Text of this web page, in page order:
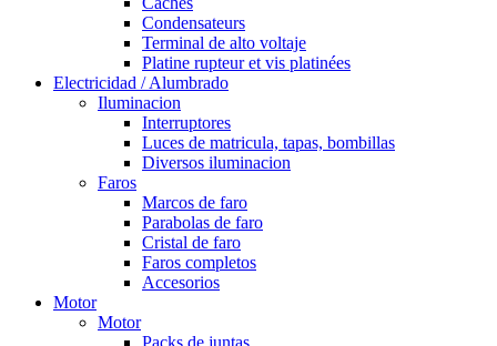
Condensateurs
Terminal de alto voltaje
Platine rupteur et vis platinées
Electricidad / Alumbrado
Iluminacion
Interruptores
Luces de matricula, tapas, bombillas
Diversos iluminacion
Faros
Marcos de faro
Parabolas de faro
Cristal de faro
Faros completos
Accesorios
Motor
Motor